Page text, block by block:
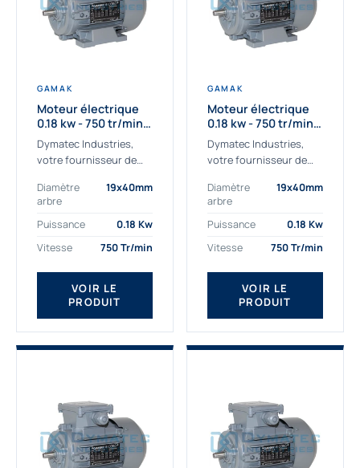
GAMAK
Moteur électrique
0.18 kw - 750 tr/min -
230/400V - IE2
Dymatec Industries,
votre fournisseur de
kw. Dymatec Industries
vous propose le moteur
électrique 0.18 kw, un
qualité Gamak...
Diamètre
arbre
19x40mm
Puissance
0.18 Kw
Vitesse
750 Tr/min
VOIR LE
PRODUIT
GAMAK
Moteur électrique
0.18 kw - 750 tr/min -
230/400V - IE3
Dymatec Industries,
votre fournisseur de
kw. Dymatec Industries
vous propose le moteur
électrique 0.18 kw, un
moteur de qualité...
Diamètre
arbre
19x40mm
Puissance
0.18 Kw
Vitesse
750 Tr/min
VOIR LE
PRODUIT